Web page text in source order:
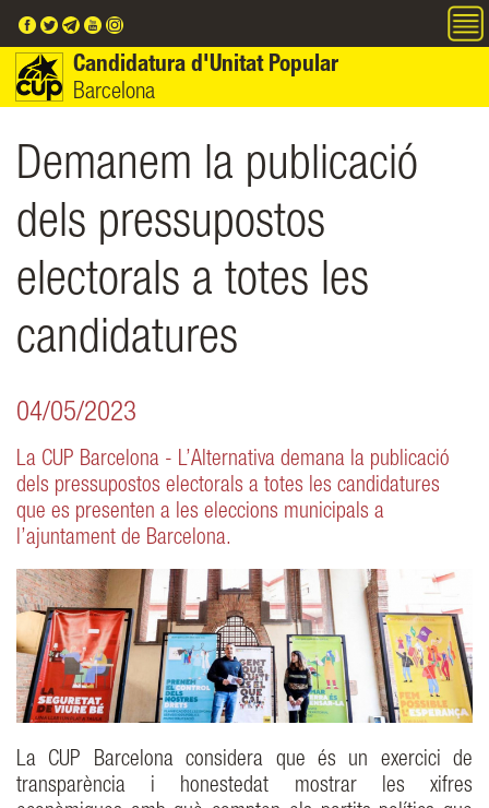
Candidatura d'Unitat Popular
Barcelona
Demanem la publicació
dels pressupostos
electorals a totes les
candidatures
04/05/2023
La CUP Barcelona - L’Alternativa demana la publicació
dels pressupostos electorals a totes les candidatures
que es presenten a les eleccions municipals a
l’ajuntament de Barcelona.
La CUP Barcelona considera que és un exercici de
transparència i honestedat mostrar les xifres